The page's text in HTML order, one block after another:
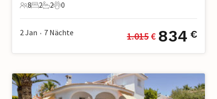
8 Gäste
8
2 Schlafzimmer
2
2 Badezimmer
2
0 Haustiere
0
2 Jan • 7 Nächte 1.015 € 834 €